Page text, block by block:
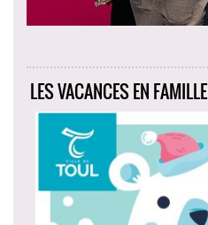
LES VACANCES EN FAMILLE